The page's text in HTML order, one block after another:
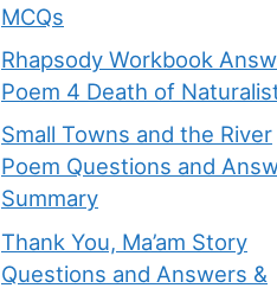
MCQs
Rhapsody Workbook
Poem 4 Death of
Small Towns and the River
Poem Questions and
Summary
Thank You, Ma’am Story
Questions and Answers &